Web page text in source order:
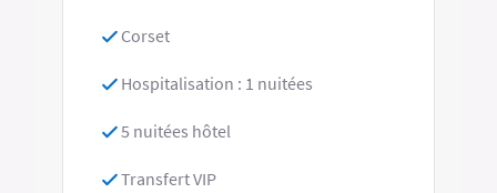
Corset
Hospitalisation : 1 nuitées
5 nuitées hôtel
Transfert VIP